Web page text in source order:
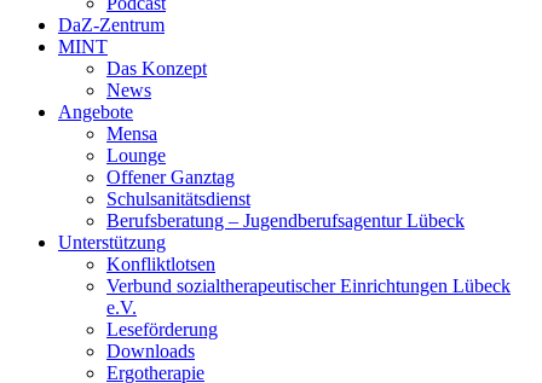
DaZ-Zentrum
MINT
Das Konzept
News
Angebote
Mensa
Lounge
Offener Ganztag
Schulsanitätsdienst
Berufsberatung – Jugendberufsagentur Lübeck
Unterstützung
Konfliktlotsen
Verbund sozialtherapeutischer Einrichtungen Lübeck
e.V.
Leseförderung
Downloads
Ergotherapie